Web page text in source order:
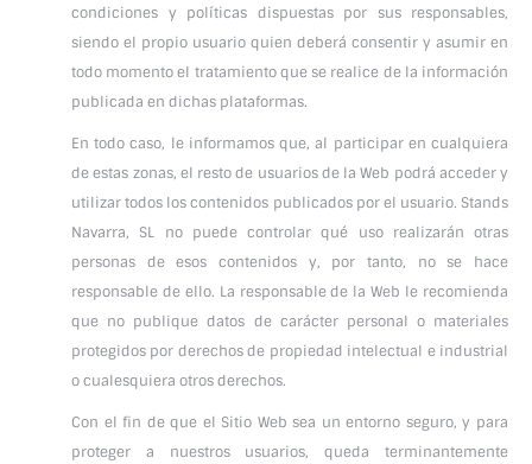
condiciones y políticas dispuestas por sus responsables,
siendo el propio usuario quien deberá consentir y asumir en
todo momento el tratamiento que se realice de la información
publicada en dichas plataformas.
En todo caso, le informamos que, al participar en cualquiera
de estas zonas, el resto de usuarios de la Web podrá acceder y
utilizar todos los contenidos publicados por el usuario. Stands
Navarra, SL no puede controlar qué uso realizarán otras
personas de esos contenidos y, por tanto, no se hace
responsable de ello. La responsable de la Web le recomienda
que no publique datos de carácter personal o materiales
protegidos por derechos de propiedad intelectual e industrial
o cualesquiera otros derechos.
Con el fin de que el Sitio Web sea un entorno seguro, y para
proteger a nuestros usuarios, queda terminantemente